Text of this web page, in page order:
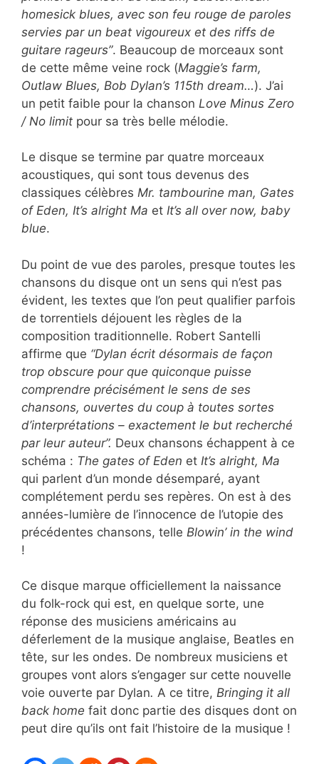
homesick blues, avec son feu rouge de paroles
servies par un beat vigoureux et des riffs de
guitare rageurs”. Beaucoup de morceaux sont
de cette même veine rock (Maggie’s farm,
Outlaw Blues, Bob Dylan’s 115th dream…). J’ai
un petit faible pour la chanson Love Minus Zero
/ No limit pour sa très belle mélodie.
Le disque se termine par quatre morceaux
acoustiques, qui sont tous devenus des
classiques célèbres Mr. tambourine man, Gates
of Eden, It’s alright Ma et It’s all over now, baby
blue.
Du point de vue des paroles, presque toutes les
chansons du disque ont un sens qui n’est pas
évident, les textes que l’on peut qualifier parfois
de torrentiels déjouent les règles de la
composition traditionnelle. Robert Santelli
affirme que “Dylan écrit désormais de façon
trop obscure pour que quiconque puisse
comprendre précisément le sens de ses
chansons, ouvertes du coup à toutes sortes
d’interprétations – exactement le but recherché
par leur auteur”. Deux chansons échappent à ce
schéma : The gates of Eden et It’s alright, Ma
qui parlent d’un monde désemparé, ayant
complétement perdu ses repères. On est à des
années-lumière de l’innocence de l’utopie des
précédentes chansons, telle Blowin’ in the wind
!
Ce disque marque officiellement la naissance
du folk-rock qui est, en quelque sorte, une
réponse des musiciens américains au
déferlement de la musique anglaise, Beatles en
tête, sur les ondes. De nombreux musiciens et
groupes vont alors s’engager sur cette nouvelle
voie ouverte par Dylan. A ce titre, Bringing it all
back home fait donc partie des disques dont on
peut dire qu’ils ont fait l’histoire de la musique !